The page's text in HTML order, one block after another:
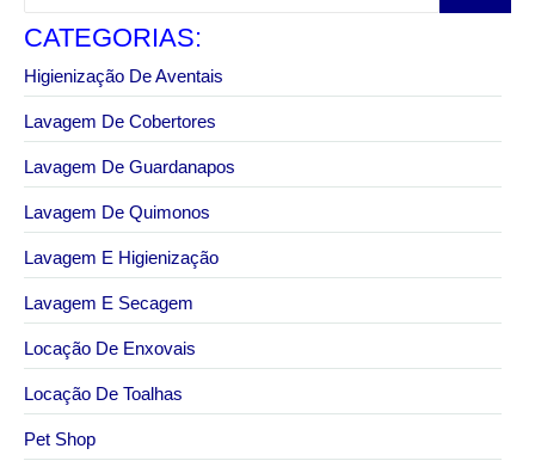
CATEGORIAS:
Higienização De Aventais
Lavagem De Cobertores
Lavagem De Guardanapos
Lavagem De Quimonos
Lavagem E Higienização
Lavagem E Secagem
Locação De Enxovais
Locação De Toalhas
Pet Shop